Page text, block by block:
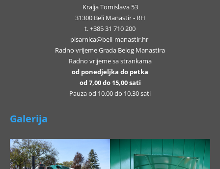
Kralja Tomislava 53
31300 Beli Manastir - RH
t. +385 31 710 200
pisarnica@beli-manastir.hr
Radno vrijeme Grada Belog Manastira
Radno vrijeme sa strankama
od ponedjeljka do petka
od 7,00 do 15,00 sati
Pauza od 10,00 do 10,30 sati
Galerija